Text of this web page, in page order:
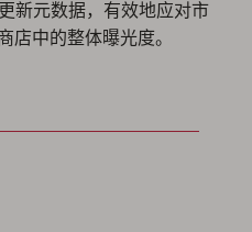
新元数据，有效地应对市
店中的整体曝光度。